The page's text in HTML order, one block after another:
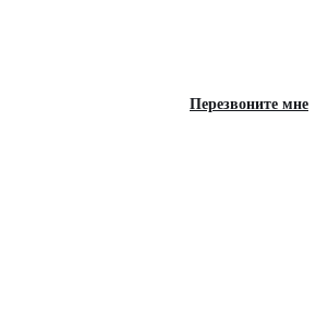
Перезвоните мне